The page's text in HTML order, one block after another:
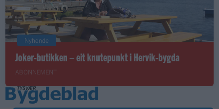
Nyhende
Joker-butikken – eit knutepunkt i Hervik-bygda
ABONNEMENT